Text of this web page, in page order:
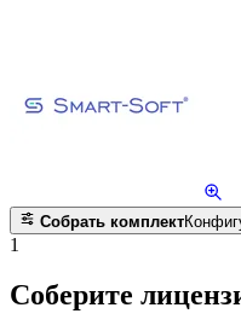
Собрать комплект
1
Соберите